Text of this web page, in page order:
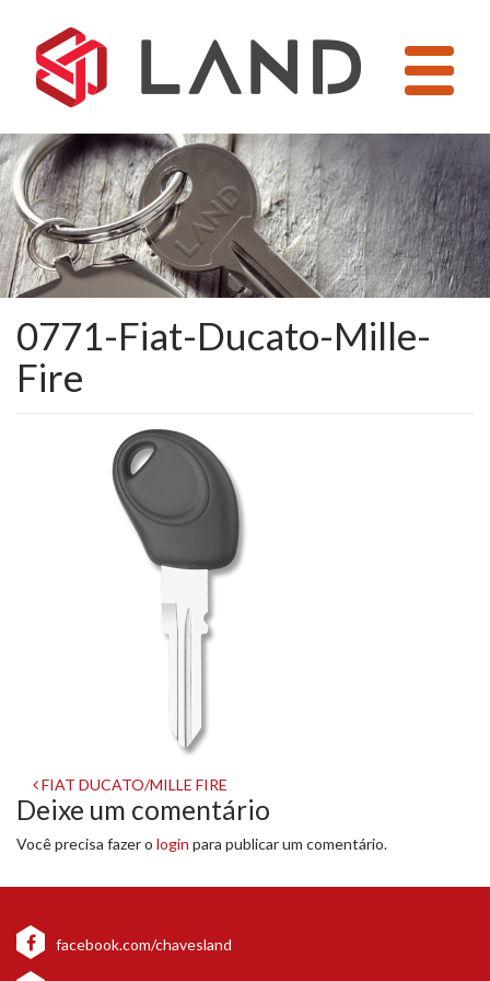
conteúdo
0771-Fiat-Ducato-Mille-
Fire
Navegação
de
post
FIAT DUCATO/MILLE FIRE
Deixe um comentário
Você precisa fazer o login para publicar um comentário.
facebook.com/chavesland